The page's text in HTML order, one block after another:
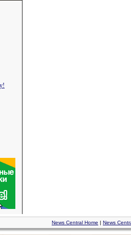
News Central Home | News